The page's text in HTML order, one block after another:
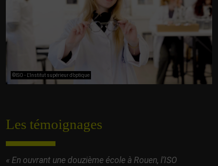
©ISO - L'Institut supérieur d’optique
Les témoignages
« En ouvrant une douzième école à Rouen, l’ISO